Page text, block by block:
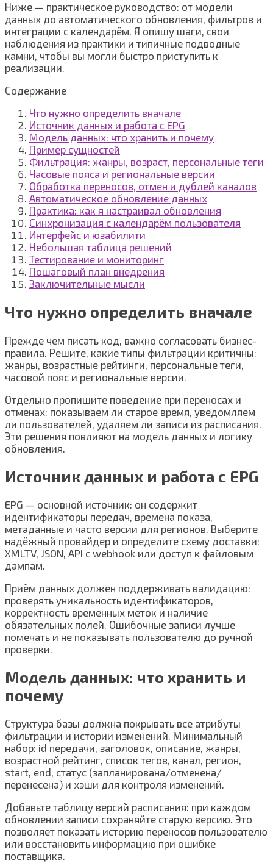
Ниже — практическое руководство: от модели
данных до автоматического обновления, фильтров и
интеграции с календарём. Я опишу шаги, свои
наблюдения из практики и типичные подводные
камни, чтобы вы могли быстро приступить к
реализации.
Содержание
Что нужно определить вначале
Источник данных и работа с EPG
Модель данных: что хранить и почему
Пример сущностей
Фильтрация: жанры, возраст, персональные теги
Часовые пояса и региональные версии
Обработка переносов, отмен и дублей каналов
Автоматическое обновление данных
Практика: как я настраивал обновления
Синхронизация с календарём пользователя
Интерфейс и юзабилити
Небольшая таблица решений
Тестирование и мониторинг
Пошаговый план внедрения
Заключительные мысли
Что нужно определить вначале
Прежде чем писать код, важно согласовать бизнес-
правила. Решите, какие типы фильтрации критичны:
жанры, возрастные рейтинги, персональные теги,
часовой пояс и региональные версии.
Отдельно пропишите поведение при переносах и
отменах: показываем ли старое время, уведомляем
ли пользователей, удаляем ли записи из расписания.
Эти решения повлияют на модель данных и логику
обновления.
Источник данных и работа с EPG
EPG — основной источник: он содержит
идентификаторы передач, времена показа,
метаданные и часто версии для регионов. Выберите
надёжный провайдер и определите схему доставки:
XMLTV, JSON, API с webhook или доступ к файловым
дампам.
Приём данных должен поддерживать валидацию:
проверять уникальность идентификаторов,
корректность временных меток и наличие
обязательных полей. Ошибочные записи лучше
помечать и не показывать пользователю до ручной
проверки.
Модель данных: что хранить и
почему
Структура базы должна покрывать все атрибуты
фильтрации и истории изменений. Минимальный
набор: id передачи, заголовок, описание, жанры,
возрастной рейтинг, список тегов, канал, регион,
start, end, статус (запланирована/отменена/
перенесена) и хэши для контроля изменений.
Добавьте таблицу версий расписания: при каждом
обновлении записи сохраняйте старую версию. Это
позволяет показать историю переносов пользователю
или восстановить информацию при ошибке
поставщика.